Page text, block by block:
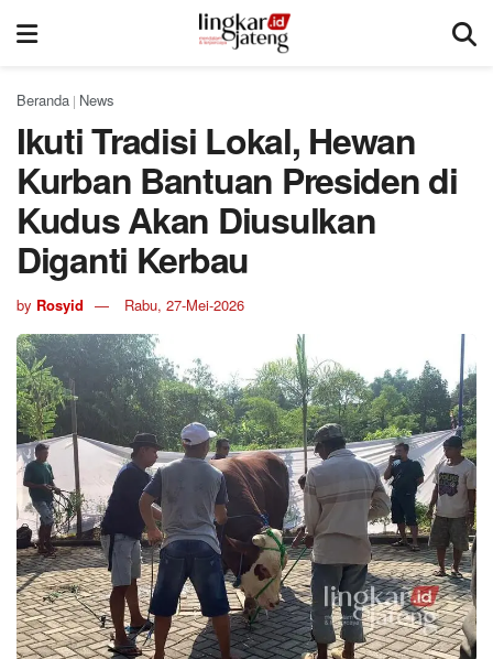
Beranda | News
Ikuti Tradisi Lokal, Hewan
Kurban Bantuan Presiden di
Kudus Akan Diusulkan
Diganti Kerbau
by Rosyid Rabu, 27-Mei-2026